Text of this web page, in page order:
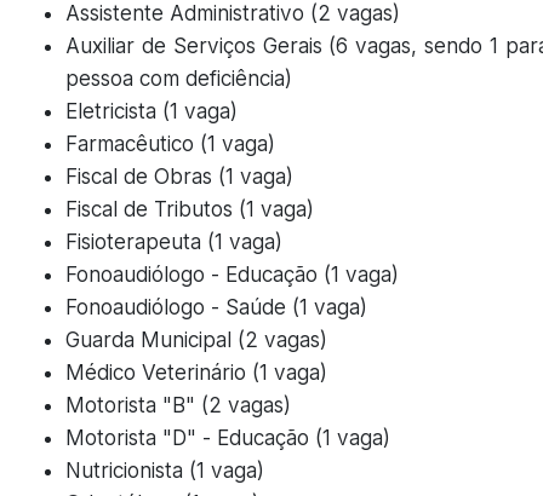
Assistente Administrativo (2 vagas)
Auxiliar de Serviços Gerais (6 vagas, sendo 1
pessoa com deficiência)
Eletricista (1 vaga)
Farmacêutico (1 vaga)
Fiscal de Obras (1 vaga)
Fiscal de Tributos (1 vaga)
Fisioterapeuta (1 vaga)
Fonoaudiólogo - Educação (1 vaga)
Fonoaudiólogo - Saúde (1 vaga)
Guarda Municipal (2 vagas)
Médico Veterinário (1 vaga)
Motorista "B" (2 vagas)
Motorista "D" - Educação (1 vaga)
Nutricionista (1 vaga)